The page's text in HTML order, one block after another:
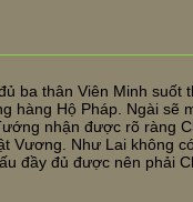
ba thân Viên Minh suốt
hàng Hộ Pháp. Ngài
nhận được rõ ràng
Vương. Như Lai không
đầy đủ được nên phải